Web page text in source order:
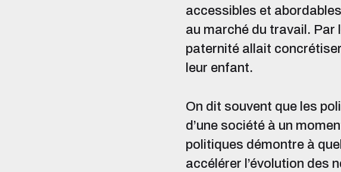
accessibles et
au marché du travail. Par
paternité allait
leur enfant.
On dit souvent que les
d’une société à un
politiques démontre à
accélérer l’évolution des